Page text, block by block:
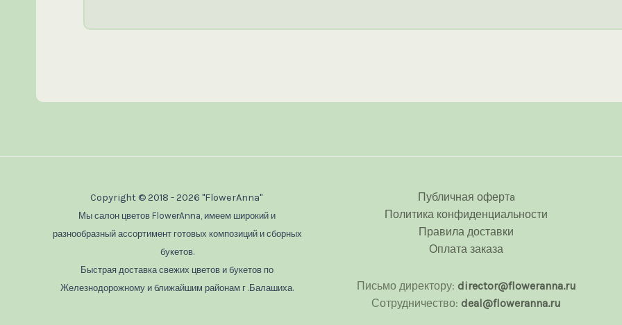
Copyright © 2018 - 2026 "FlowerAnna"
Мы салон цветов FlowerAnna, имеем широкий и
разнообразный ассортимент готовых композиций и сборных
букетов.
Быстрая доставка свежих цветов и букетов по
Железнодорожному и ближайшим районам г .Балашиха.
Публичная офертa
Политика конфиденциальности
Правила доставки
Оплата заказа
Письмо директору: director@floweranna.ru
Сотрудничество:deal@floweranna.ru